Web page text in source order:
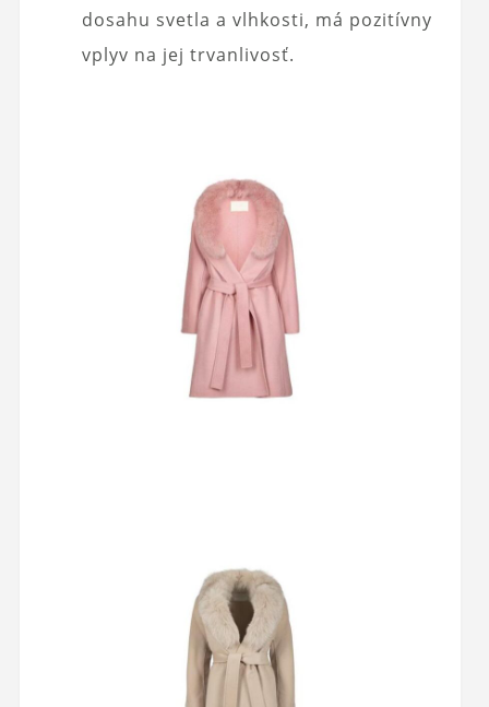
dosahu svetla a vlhkosti, má pozitívny
vplyv na jej trvanlivosť.